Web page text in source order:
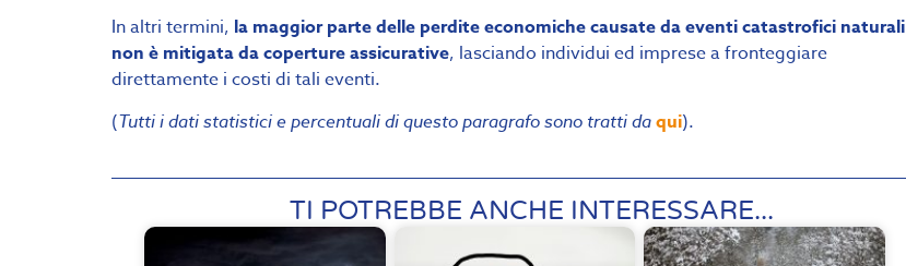
In altri termini, la maggior parte delle perdite economiche causate da eventi catastrofici naturali
non è mitigata da coperture assicurative, lasciando individui ed imprese a fronteggiare
direttamente i costi di tali eventi.
(Tutti i dati statistici e percentuali di questo paragrafo sono tratti daqui).
TI POTREBBE ANCHE INTERESSARE...